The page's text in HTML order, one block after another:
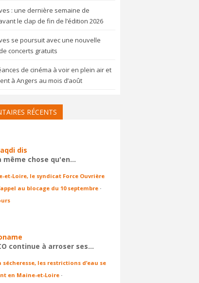
: une dernière semaine de
le clap de fin de l’édition 2026
se poursuit avec une nouvelle
concerts gratuits
de cinéma à voir en plein air et
à Angers au mois d’août
RÉCENTS
dis
même chose qu'en…
et-Loire, le syndicat Force Ouvrière
au blocage du 10 septembre ·
continue à arroser ses…
sécheresse, les restrictions d’eau se
en Maine-et-Loire ·